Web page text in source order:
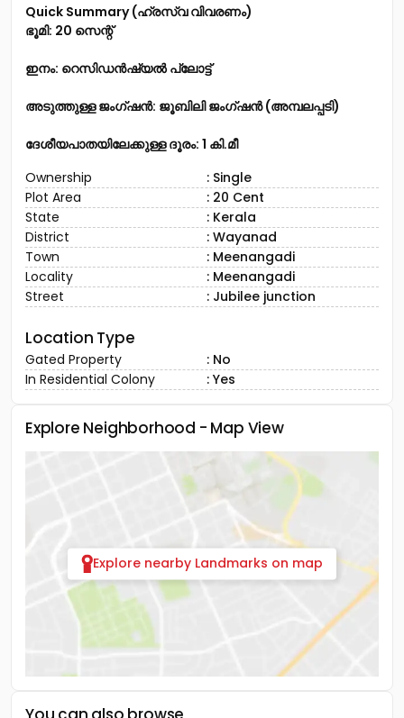
Quick Summary (ഹ്രസ്വ വിവരണം)
ഭൂമി: 20 സെന്റ്
ഇനം: റെസിഡൻഷ്യൽ പ്ലോട്ട്
അടുത്തുള്ള ജംഗ്ഷൻ: ജൂബിലി ജംഗ്ഷൻ (അമ്പലപ്പടി)
ദേശീയപാതയിലേക്കുള്ള ദൂരം: 1 കി.മീ
Ownership
: Single
Plot Area
: 20 Cent
State
: Kerala
District
: Wayanad
Town
: Meenangadi
Locality
: Meenangadi
Street
: Jubilee junction
Location Type
Gated Property
: No
In Residential Colony
: Yes
Explore Neighborhood - Map View
Explore nearby Landmarks on map